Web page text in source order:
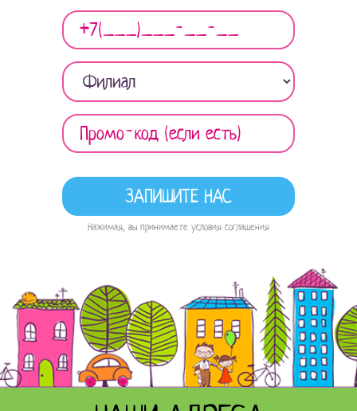
Нажимая, вы принимаете условия соглашения